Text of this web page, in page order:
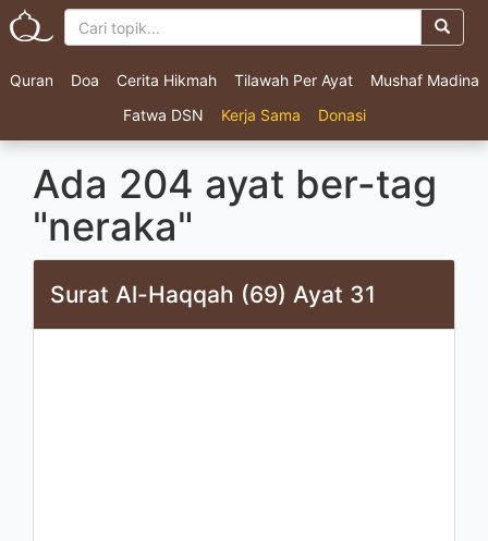
Quran Doa Cerita Hikmah Tilawah Per Ayat
Mushaf Madina
Fatwa DSN
Kerja Sama Donasi
Ada 204 ayat ber-tag
"neraka"
Surat Al-Haqqah (69) Ayat 31